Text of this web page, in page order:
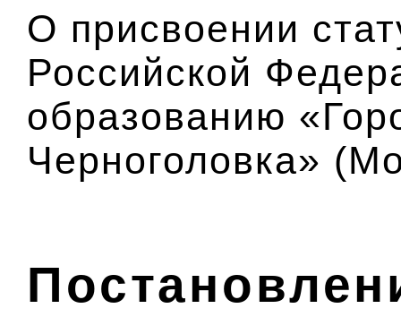
О присвоении
Российской
образованию
Черноголовка»